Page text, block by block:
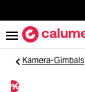
Kamera-Gimbals
%